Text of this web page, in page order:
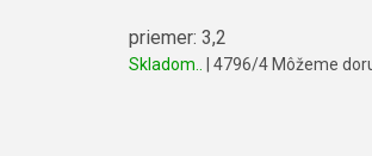
priemer: 3,2
Skladom.. | 4796/4 Môžeme